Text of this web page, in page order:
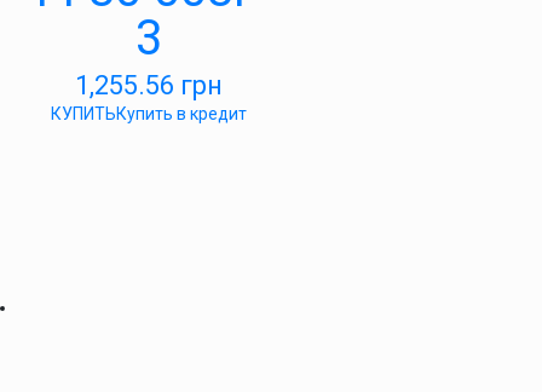
3
1,255.56 грн
КУПИТЬКупить в кредит